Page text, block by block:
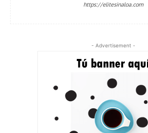
https://elitesinaloa.com
- Advertisement -